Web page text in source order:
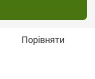
Порівняти